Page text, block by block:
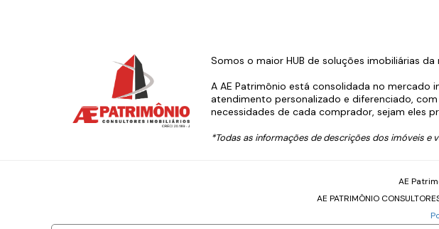
Somos o maior HUB de soluções imobiliárias da
A AE Patrimônio está consolidada no mercado
atendimento personalizado e diferenciado,
necessidades de cada comprador, sejam eles
*Todas as informações de descrições dos imóveis
AE
AE PATRIMÔNIO